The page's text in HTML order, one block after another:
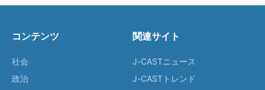
コンテンツ
社会
政治
関連サイト
J-CASTニュース
J-CASTトレンド